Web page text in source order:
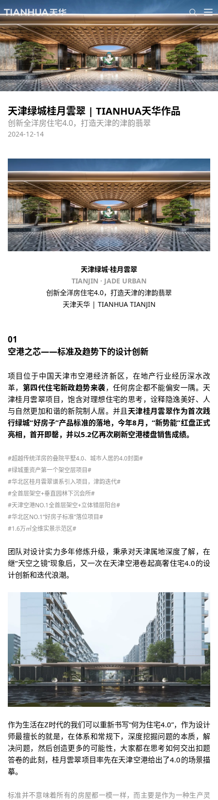
天津绿城桂月雲翠 | TIANHUA天华作品
创新全洋房住宅4.0，打造天津的津韵翡翠
2024-12-14
天津绿城·桂月雲翠
TIANJIN · JADE URBAN
创新全洋房住宅4.0，打造天津的津韵翡翠
天津天华 | TIANHUA TIANJIN
01
空港之芯——标准及趋势下的设计创新
项目位于中国天津市空港经济新区，在地产行业经历深水改
革， 第四代住宅新政趋势来袭，任何房企都不能偏安一隅。天
津桂月雲翠项目，饱含对理想住宅的思考，诠释隐逸美好、人
与自然更加和谐的新院制人居。并且 天津桂月雲翠作为首次践
行绿城“好房子”产品标准的落地，今年8月，“新势能”红盘正式
亮相，首开即罄，并以5.2亿再次刷新空港楼盘销售成绩。
#超越传统洋房的叠院平墅4.0、城市人居的4.0封面#
#绿城重资产第一个架空层项目#
#华北区桂月雲翠谱系引入项目，津韵迭代#
#全首层架空+垂直园林下沉会所#
#天津空港NO.1全首层架空+立体错层阳台#
#华北区NO.1“好房子标准”落位项目#
#1.6万㎡全维实景示范区#
团队对设计实力多年修炼升级，秉承对天津属地深度了解，在
继“天空之镜”现象后，又一次在天津空港卷起高奢住宅4.0的设
计创新和迭代浪潮。
作为生活在Z时代的我们可以重新书写“何为住宅4.0”，作为设计
师最擅长的就是，在体系和常规下，深度挖掘问题的本质，解
决问题，然后创造更多的可能性，大家都在思考如何交出扣题
答卷的此刻，桂月雲翠项目率先在天津空港给出了4.0的场景描
摹。
标准并不意味着所有的房屋都一模一样，而主要是作为一种生产灵